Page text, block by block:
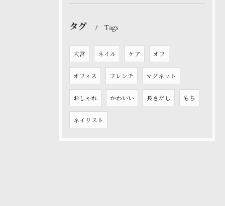
タグ Tags
大宮 ネイル ケア オフ
オフィス フレンチ マグネット
おしゃれ かわいい 長さだし もち
ネイリスト